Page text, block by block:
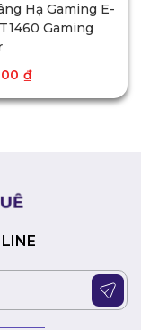
Hạ Gaming E-
Gaming
₫